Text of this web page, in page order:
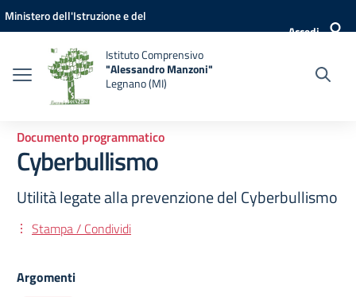
Vai ai contenuti
Vai al menu di navigazione
Vai al footer
Ministero dell'Istruzione e del
Accedi
Istituto Comprensivo
"Alessandro Manzoni"
Legnano (MI)
Documento programmatico
Cyberbullismo
Utilità legate alla prevenzione del Cyberbullismo
Stampa / Condividi
Argomenti